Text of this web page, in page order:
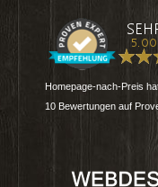
Homepage-nach-Preis
10 Bewertungen auf